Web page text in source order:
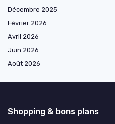
Décembre 2025
Février 2026
Avril 2026
Juin 2026
Août 2026
Shopping & bons plans